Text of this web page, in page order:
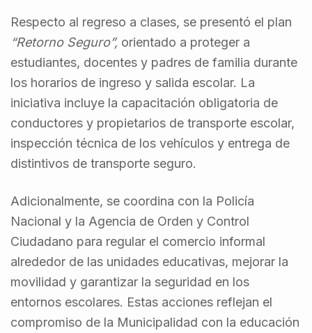
Respecto al regreso a clases, se presentó el plan
“Retorno Seguro”, orientado a proteger a
estudiantes, docentes y padres de familia durante
los horarios de ingreso y salida escolar. La
iniciativa incluye la capacitación obligatoria de
conductores y propietarios de transporte escolar,
inspección técnica de los vehículos y entrega de
distintivos de transporte seguro.
Adicionalmente, se coordina con la Policía
Nacional y la Agencia de Orden y Control
Ciudadano para regular el comercio informal
alrededor de las unidades educativas, mejorar la
movilidad y garantizar la seguridad en los
entornos escolares. Estas acciones reflejan el
compromiso de la Municipalidad con la educación